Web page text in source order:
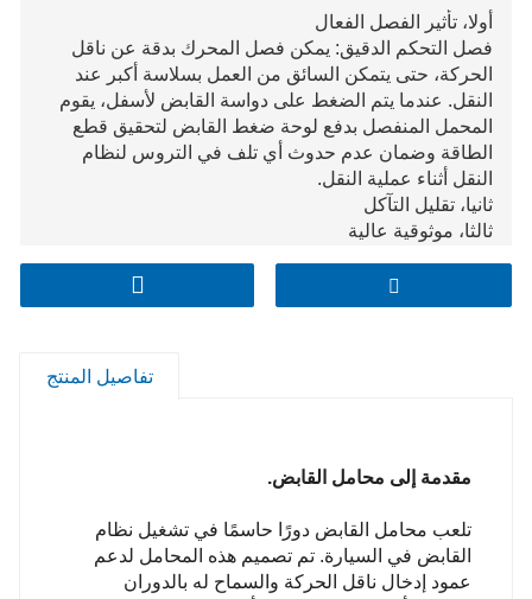
أولا، تأثير الفصل الفعال
فصل التحكم الدقيق: يمكن فصل المحرك بدقة عن ناقل
الحركة، حتى يتمكن السائق من العمل بسلاسة أكبر عند
النقل. عندما يتم الضغط على دواسة القابض لأسفل، يقوم
المحمل المنفصل بدفع لوحة ضغط القابض لتحقيق قطع
الطاقة وضمان عدم حدوث أي تلف في التروس لنظام
النقل أثناء عملية النقل.
ثانيا، تقليل التآكل
ثالثا، موثوقية عالية
تفاصيل المنتج
مقدمة إلى محامل القابض.
تلعب محامل القابض دورًا حاسمًا في تشغيل نظام
القابض في السيارة. تم تصميم هذه المحامل لدعم
عمود إدخال ناقل الحركة والسماح له بالدوران